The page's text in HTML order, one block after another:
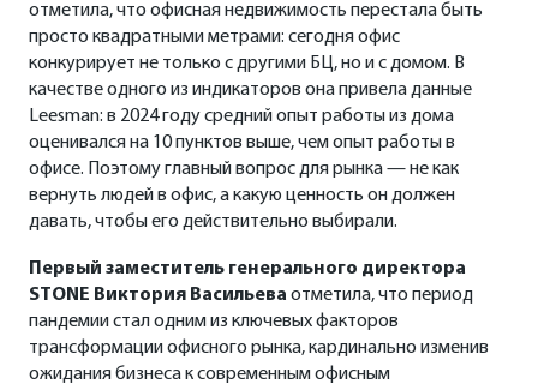
отметила, что офисная недвижимость перестала быть
просто квадратными метрами: сегодня офис
конкурирует не только с другими БЦ, но и с домом. В
качестве одного из индикаторов она привела данные
Leesman: в 2024 году средний опыт работы из дома
оценивался на 10 пунктов выше, чем опыт работы в
офисе. Поэтому главный вопрос для рынка — не как
вернуть людей в офис, а какую ценность он должен
давать, чтобы его действительно выбирали.
Первый заместитель генерального директора
STONE Виктория Васильева отметила, что период
пандемии стал одним из ключевых факторов
трансформации офисного рынка, кардинально изменив
ожидания бизнеса к современным офисным